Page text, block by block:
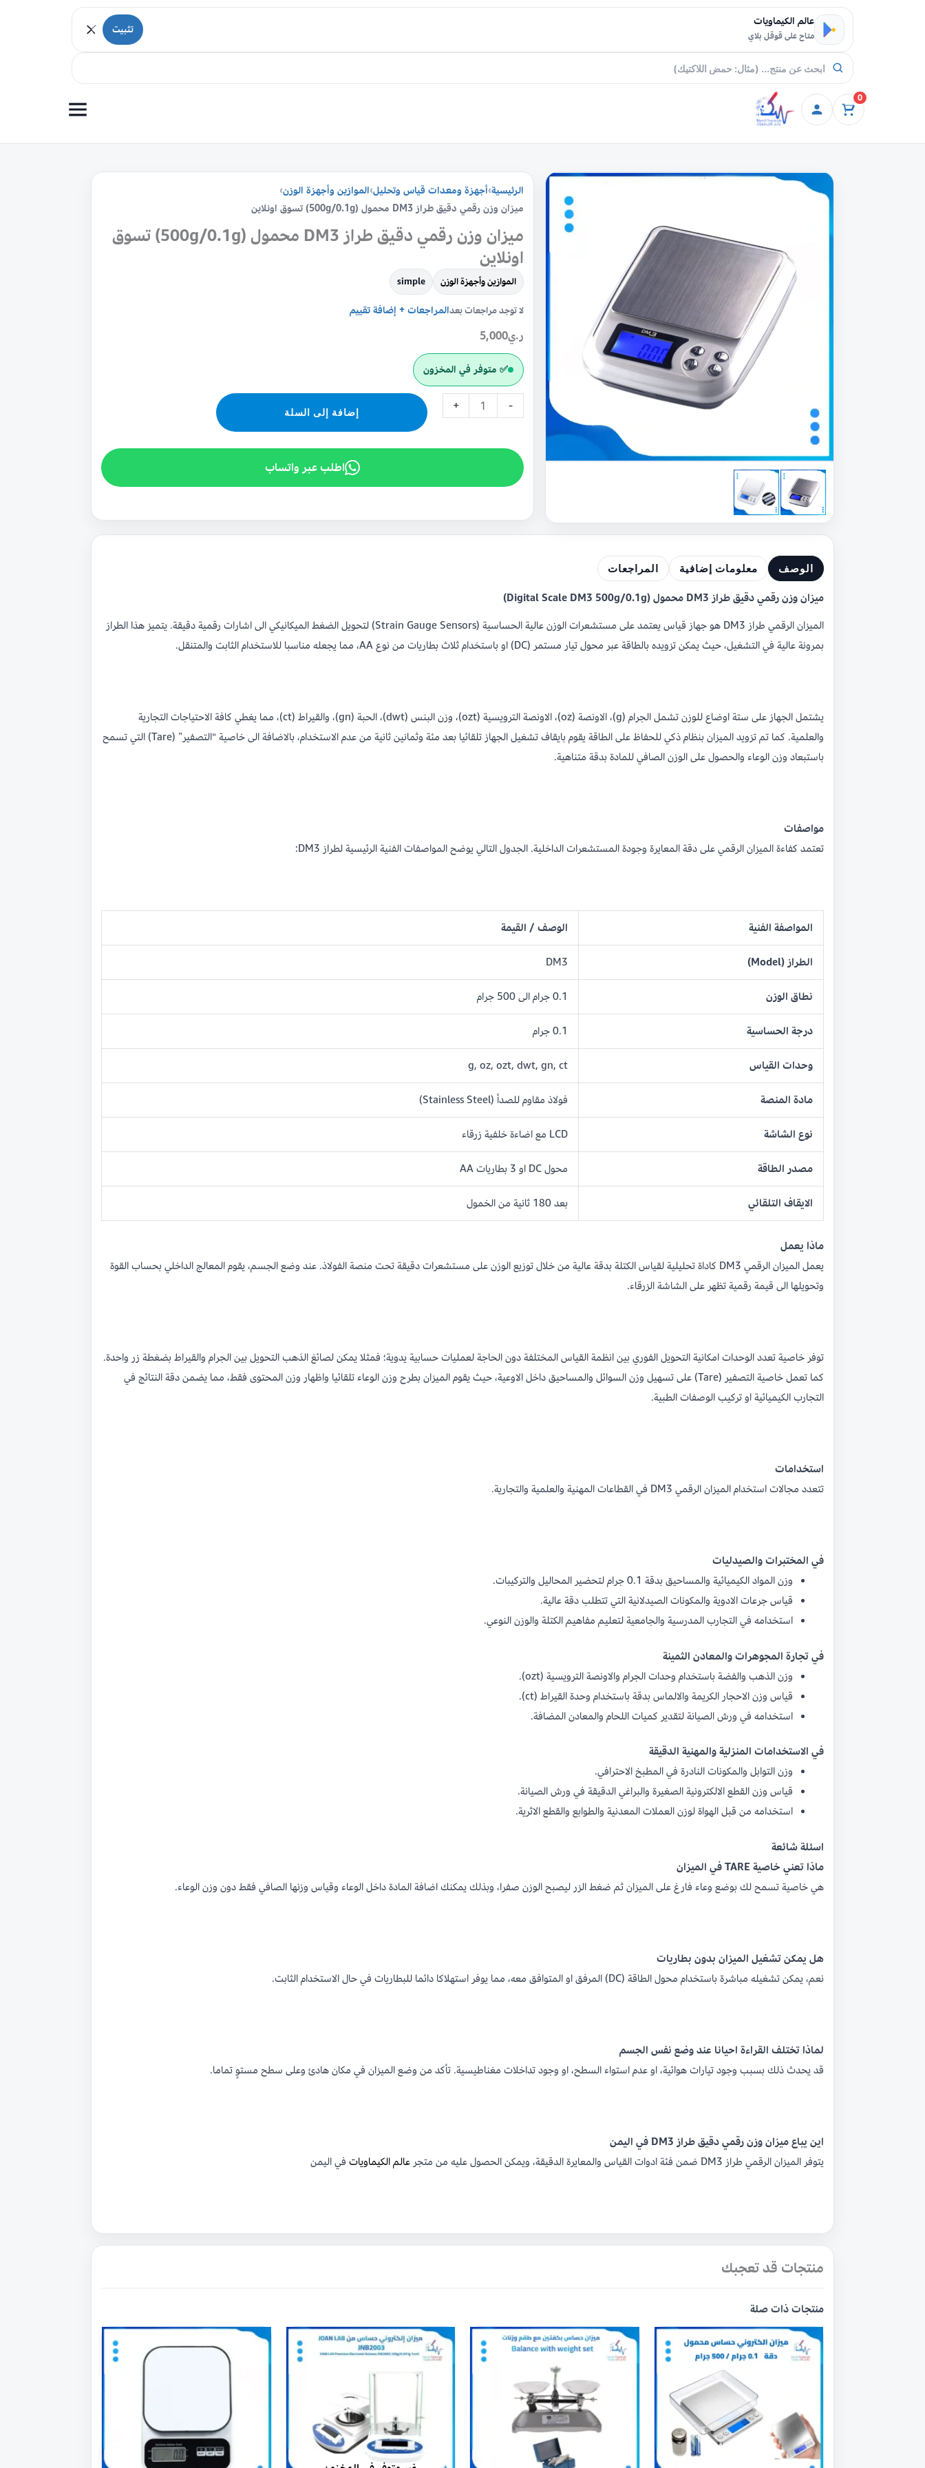
عالم الكيماويات
متاح على قوقل بلاي تثبيت
0
الرئيسية›أجهزة ومعدات قياس وتحليل›الموازين وأجهزة الوزن›
ميزان وزن رقمي دقيق طراز DM3 محمول (500g/0.1g) تسوق اونلاين
ميزان وزن رقمي دقيق طراز DM3 محمول (500g/0.1g) تسوق
اونلاين
الموازين وأجهزة الوزن simple
لا توجد مراجعات بعدالمراجعات + إضافة تقييم
ر.ي5,000
✅ متوفر في المخزون
-
كمية
ميزان
وزن
رقمي
دقيق
طراز
DM3
محمول
تسوق
اونلاين
+
إضافة إلى السلة
اطلب عبر واتساب
الوصف معلومات إضافية المراجعات
ميزان وزن رقمي دقيق طراز DM3 محمول (Digital Scale DM3 500g/0.1g)
الميزان الرقمي طراز DM3 هو جهاز قياس يعتمد على مستشعرات الوزن عالية الحساسية (Strain Gauge Sensors) لتحويل الضغط الميكانيكي الى اشارات رقمية دقيقة. يتميز هذا الطراز
بمرونة عالية في التشغيل، حيث يمكن تزويده بالطاقة عبر محول تيار مستمر (DC) او باستخدام ثلاث بطاريات من نوع AA، مما يجعله مناسبا للاستخدام الثابت والمتنقل.
يشتمل الجهاز على ستة اوضاع للوزن تشمل الجرام (g)، الاونصة (oz)، الاونصة الترويسية (ozt)، وزن البنس (dwt)، الحبة (gn)، والقيراط (ct)، مما يغطي كافة الاحتياجات التجارية
والعلمية. كما تم تزويد الميزان بنظام ذكي للحفاظ على الطاقة يقوم بايقاف تشغيل الجهاز تلقائيا بعد مئة وثمانين ثانية من عدم الاستخدام، بالاضافة الى خاصية “التصفير” (Tare) التي تسمح
باستبعاد وزن الوعاء والحصول على الوزن الصافي للمادة بدقة متناهية.
مواصفات
تعتمد كفاءة الميزان الرقمي على دقة المعايرة وجودة المستشعرات الداخلية. الجدول التالي يوضح المواصفات الفنية الرئيسية لطراز DM3:
المواصفة الفنية الوصف / القيمة
الطراز (Model) DM3
نطاق الوزن 0.1 جرام الى 500 جرام
درجة الحساسية 0.1 جرام
وحدات القياس g, oz, ozt, dwt, gn, ct
مادة المنصة فولاذ مقاوم للصدأ (Stainless Steel)
نوع الشاشة LCD مع اضاءة خلفية زرقاء
مصدر الطاقة محول DC او 3 بطاريات AA
الايقاف التلقائي بعد 180 ثانية من الخمول
ماذا يعمل
يعمل الميزان الرقمي DM3 كاداة تحليلية لقياس الكتلة بدقة عالية من خلال توزيع الوزن على مستشعرات دقيقة تحت منصة الفولاذ. عند وضع الجسم، يقوم المعالج الداخلي بحساب القوة
وتحويلها الى قيمة رقمية تظهر على الشاشة الزرقاء.
توفر خاصية تعدد الوحدات امكانية التحويل الفوري بين انظمة القياس المختلفة دون الحاجة لعمليات حسابية يدوية؛ فمثلا يمكن لصائغ الذهب التحويل بين الجرام والقيراط بضغطة زر واحدة.
كما تعمل خاصية التصفير (Tare) على تسهيل وزن السوائل والمساحيق داخل الاوعية، حيث يقوم الميزان بطرح وزن الوعاء تلقائيا واظهار وزن المحتوى فقط، مما يضمن دقة النتائج في
التجارب الكيميائية او تركيب الوصفات الطبية.
استخدامات
تتعدد مجالات استخدام الميزان الرقمي DM3 في القطاعات المهنية والعلمية والتجارية.
في المختبرات والصيدليات
وزن المواد الكيميائية والمساحيق بدقة 0.1 جرام لتحضير المحاليل والتركيبات.
قياس جرعات الادوية والمكونات الصيدلانية التي تتطلب دقة عالية.
استخدامه في التجارب المدرسية والجامعية لتعليم مفاهيم الكتلة والوزن النوعي.
في تجارة المجوهرات والمعادن الثمينة
وزن الذهب والفضة باستخدام وحدات الجرام والاونصة الترويسية (ozt).
قياس وزن الاحجار الكريمة والالماس بدقة باستخدام وحدة القيراط (ct).
استخدامه في ورش الصيانة لتقدير كميات اللحام والمعادن المضافة.
في الاستخدامات المنزلية والمهنية الدقيقة
وزن التوابل والمكونات النادرة في المطبخ الاحترافي.
قياس وزن القطع الالكترونية الصغيرة والبراغي الدقيقة في ورش الصيانة.
استخدامه من قبل الهواة لوزن العملات المعدنية والطوابع والقطع الاثرية.
اسئلة شائعة
ماذا تعني خاصية TARE في الميزان
هي خاصية تسمح لك بوضع وعاء فارغ على الميزان ثم ضغط الزر ليصبح الوزن صفرا، وبذلك يمكنك اضافة المادة داخل الوعاء وقياس وزنها الصافي فقط دون وزن الوعاء.
هل يمكن تشغيل الميزان بدون بطاريات
نعم، يمكن تشغيله مباشرة باستخدام محول الطاقة (DC) المرفق او المتوافق معه، مما يوفر استهلاكا دائما للبطاريات في حال الاستخدام الثابت.
لماذا تختلف القراءة احيانا عند وضع نفس الجسم
قد يحدث ذلك بسبب وجود تيارات هوائية، او عدم استواء السطح، او وجود تداخلات مغناطيسية. تأكد من وضع الميزان في مكان هادئ وعلى سطح مستوٍ تماما.
اين يباع ميزان وزن رقمي دقيق طراز DM3 في اليمن
يتوفر الميزان الرقمي طراز DM3 ضمن فئة ادوات القياس والمعايرة الدقيقة، ويمكن الحصول عليه من متجر
عالم الكيماويات في اليمن
منتجات قد تعجبك
منتجات ذات صلة